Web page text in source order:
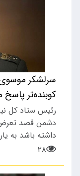
سرلشکر
کوبنده‌تر
رئیس ستاد کل
دشمن قصد تعرض
داشته باشد به
۲۸